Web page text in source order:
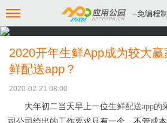
--免编程
2020开年生鲜App成为较大
鲜配送app？
2020-02-21 08:00
大年初二当天早上一位生鲜配送app的